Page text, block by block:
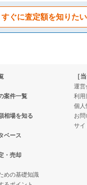
すぐに査定額を知りた
案件一覧
相場を知る
ベース
・売却
めの基礎知識
［
運営
利用
個人
お
サイ